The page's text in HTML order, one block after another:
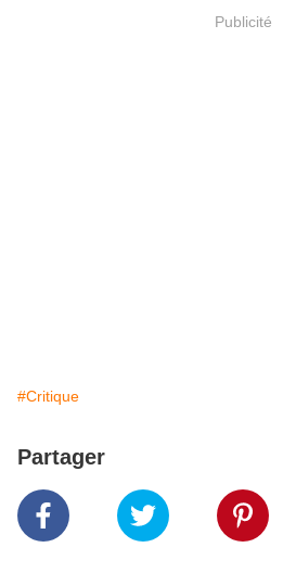
Publicité
#Critique
Partager